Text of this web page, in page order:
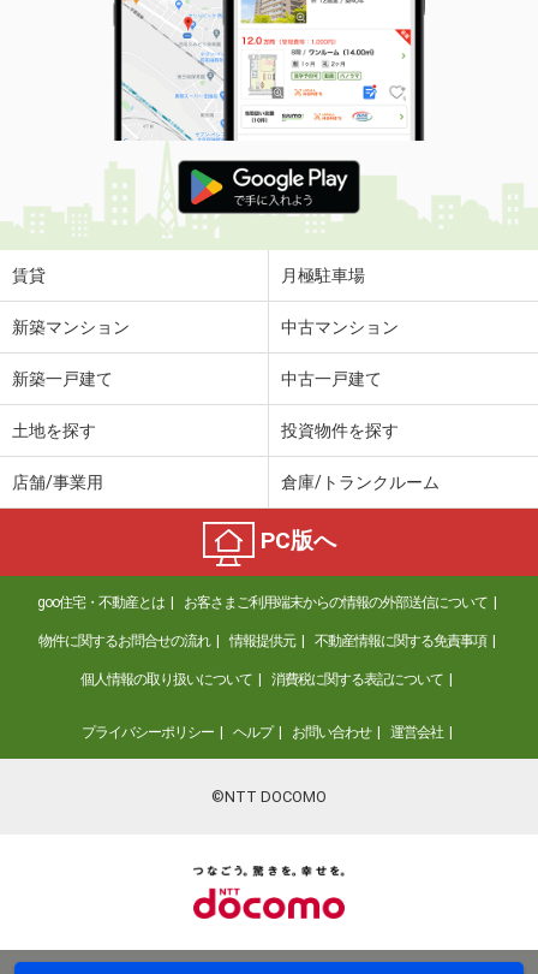
賃貸 月極駐車場
新築マンション 中古マンション
新築一戸建て 中古一戸建て
土地を探す 投資物件を探す
店舗/事業用 倉庫/トランクルーム
PC版へ
goo住宅・不動産とは お客さまご利用端末からの情報の外部送信について
物件に関するお問合せの流れ 情報提供元 不動産情報に関する免責事項
個人情報の取り扱いについて 消費税に関する表記について
プライバシーポリシー ヘルプ お問い合わせ 運営会社
©NTT DOCOMO